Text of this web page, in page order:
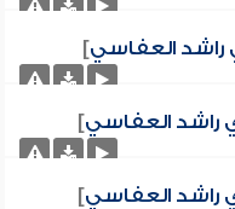
راشد العفاسي]
راشد العفاسي]
راشد العفاسي]